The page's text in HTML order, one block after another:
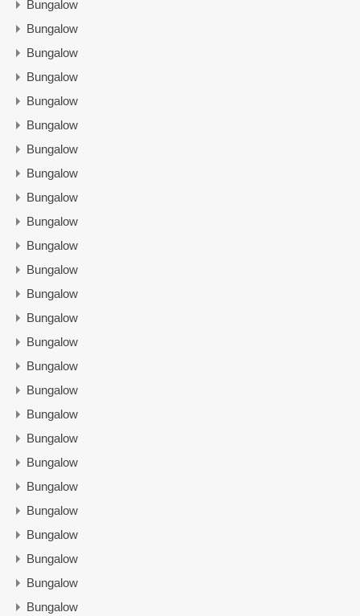
Bungalow
Bungalow
Bungalow
Bungalow
Bungalow
Bungalow
Bungalow
Bungalow
Bungalow
Bungalow
Bungalow
Bungalow
Bungalow
Bungalow
Bungalow
Bungalow
Bungalow
Bungalow
Bungalow
Bungalow
Bungalow
Bungalow
Bungalow
Bungalow
Bungalow
Bungalow